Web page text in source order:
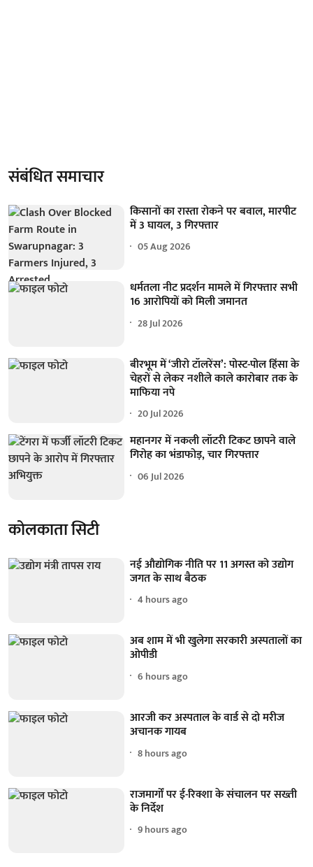
संबंधित समाचार
किसानों का रास्ता रोकने पर बवाल, मारपीट
में 3 घायल, 3 गिरफ्तार
05 Aug 2026
धर्मतला नीट प्रदर्शन मामले में गिरफ्तार सभी
16 आरोपियों को मिली जमानत
28 Jul 2026
बीरभूम में ‘जीरो टॉलरेंस’: पोस्ट-पोल हिंसा के
चेहरों से लेकर नशीले काले कारोबार तक के
माफिया नपे
20 Jul 2026
महानगर में नकली लॉटरी टिकट छापने वाले
गिरोह का भंडाफोड़, चार गिरफ्तार
06 Jul 2026
कोलकाता सिटी
नई औद्योगिक नीति पर 11 अगस्त को उद्योग
जगत के साथ बैठक
4 hours ago
अब शाम में भी खुलेगा सरकारी अस्पतालों का
ओपीडी
6 hours ago
आरजी कर अस्पताल के वार्ड से दो मरीज
अचानक गायब
8 hours ago
राजमार्गों पर ई-रिक्शा के संचालन पर सख्ती
के निर्देश
9 hours ago